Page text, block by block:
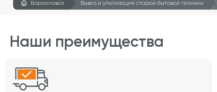
Барахловоз Вывоз и утилизация старой бытовой техники
Наши преимущества